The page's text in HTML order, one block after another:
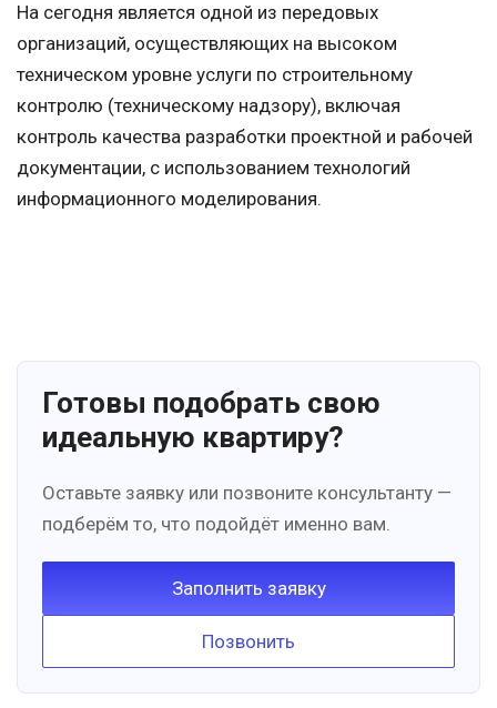
На сегодня является одной из передовых
организаций, осуществляющих на высоком
техническом уровне услуги по строительному
контролю (техническому надзору), включая
контроль качества разработки проектной и рабочей
документации, с использованием технологий
информационного моделирования.
Готовы подобрать свою
идеальную квартиру?
Оставьте заявку или позвоните консультанту —
подберём то, что подойдёт именно вам.
Заполнить заявку
Позвонить